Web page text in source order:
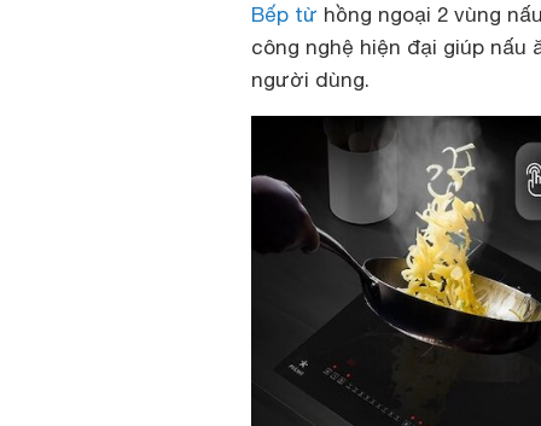
Bếp từ hồng ngoại 2 vùng
công nghệ hiện đại giúp nấu
người dùng.